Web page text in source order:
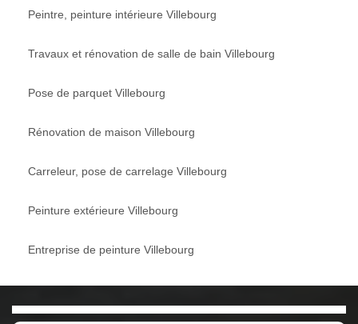
Peintre, peinture intérieure Villebourg
Travaux et rénovation de salle de bain Villebourg
Pose de parquet Villebourg
Rénovation de maison Villebourg
Carreleur, pose de carrelage Villebourg
Peinture extérieure Villebourg
Entreprise de peinture Villebourg